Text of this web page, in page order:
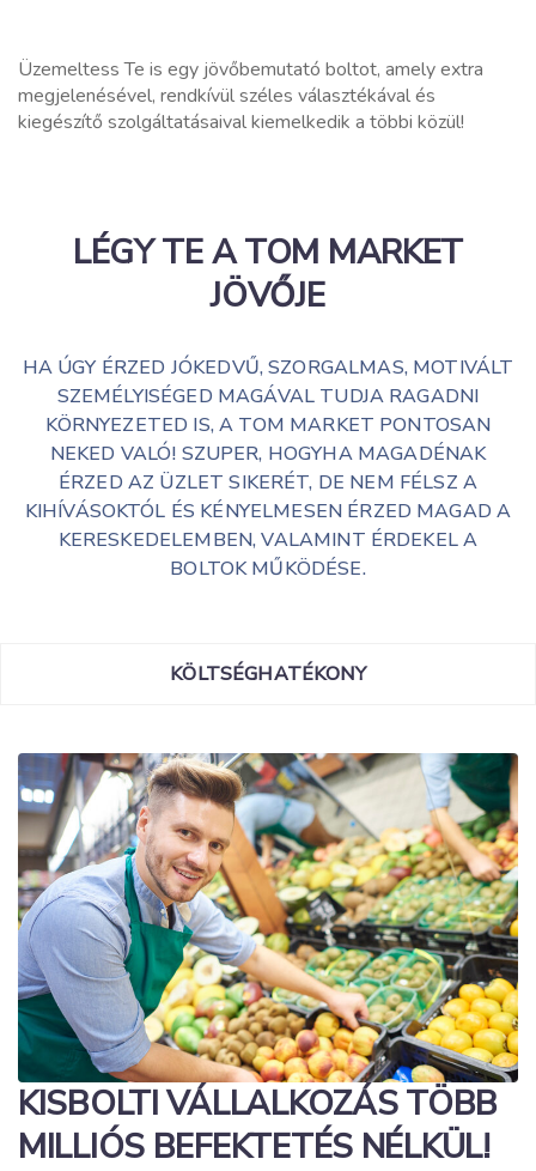
Üzemeltess Te is egy jövőbemutató boltot, amely extra
megjelenésével, rendkívül széles választékával és
kiegészítő szolgáltatásaival kiemelkedik a többi közül!
LÉGY TE A TOM MARKET
JÖVŐJE
HA ÚGY ÉRZED JÓKEDVŰ, SZORGALMAS, MOTIVÁLT
SZEMÉLYISÉGED MAGÁVAL TUDJA RAGADNI
KÖRNYEZETED IS, A TOM MARKET PONTOSAN
NEKED VALÓ! SZUPER, HOGYHA MAGADÉNAK
ÉRZED AZ ÜZLET SIKERÉT, DE NEM FÉLSZ A
KIHÍVÁSOKTÓL ÉS KÉNYELMESEN ÉRZED MAGAD A
KERESKEDELEMBEN, VALAMINT ÉRDEKEL A
BOLTOK MŰKÖDÉSE.
KÖLTSÉGHATÉKONY
KISBOLTI VÁLLALKOZÁS TÖBB
MILLIÓS BEFEKTETÉS NÉLKÜL!